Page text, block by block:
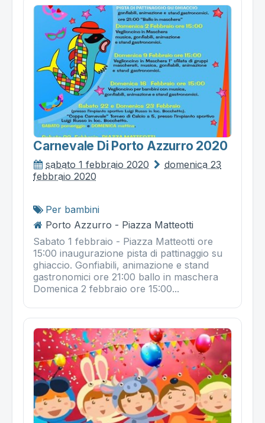
Carnevale Di Porto Azzurro 2020
sabato 1 febbraio 2020
domenica 23
febbraio 2020
Per bambini
Porto Azzurro - Piazza Matteotti
Sabato 1 febbraio - Piazza Matteotti ore
15:00 inaugurazione pista di pattinaggio su
ghiaccio. Gonfiabili, animazione e stand
gastronomici ore 21:00 ballo in maschera
Domenica 2 febbraio ore 15:00...